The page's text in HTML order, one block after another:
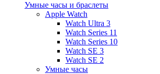
Умные часы и браслеты
Apple Watch
Watch Ultra 3
Watch Series 11
Watch Series 10
Watch SE 3
Watch SE 2
Умные часы